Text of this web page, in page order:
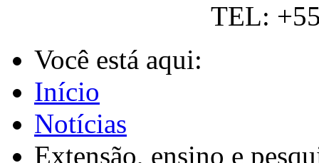
TEL:
Você está aqui:
Início
Notícias
Extensão, ensino e